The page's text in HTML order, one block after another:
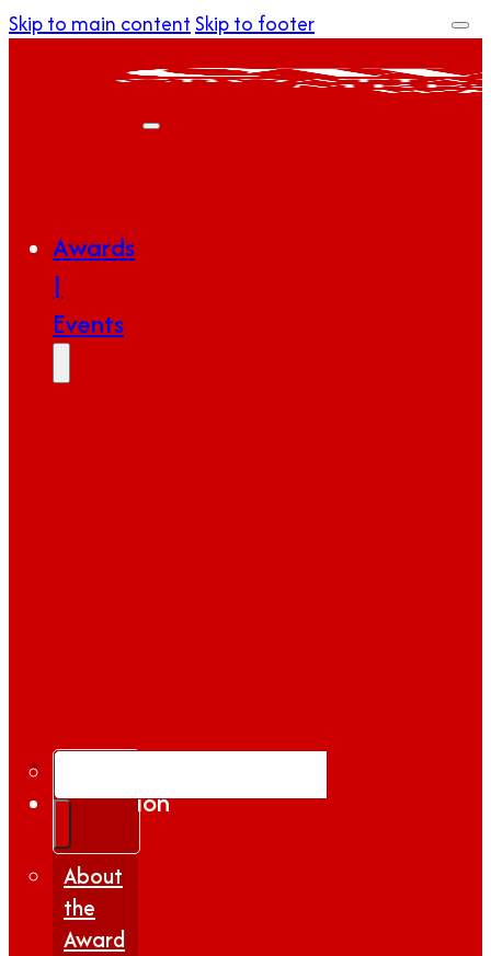
Skip to main contentSkip to footer
Awards
|
Events
Search
About
the
Award
Gallery
Inspiration
|
Insights